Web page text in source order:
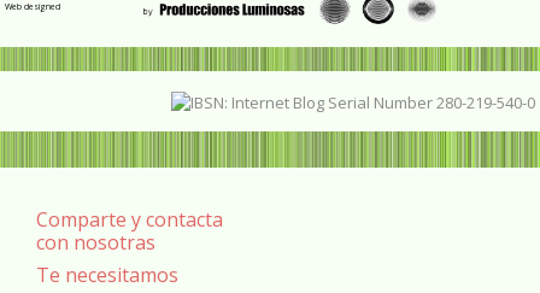
Web designed
Comparte y contacta
con nosotras
Te necesitamos